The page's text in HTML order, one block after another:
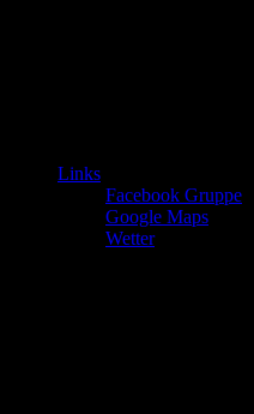
Links
Facebook Gruppe
Google Maps
Wetter